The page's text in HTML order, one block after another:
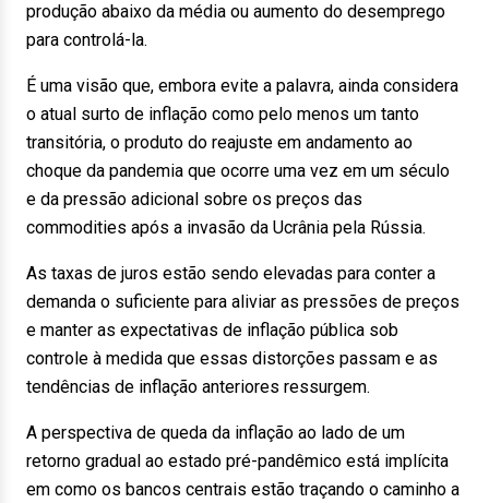
produção abaixo da média ou aumento do desemprego
para controlá-la.
É uma visão que, embora evite a palavra, ainda considera
o atual surto de inflação como pelo menos um tanto
transitória, o produto do reajuste em andamento ao
choque da pandemia que ocorre uma vez em um século
e da pressão adicional sobre os preços das
commodities após a invasão da Ucrânia pela Rússia.
As taxas de juros estão sendo elevadas para conter a
demanda o suficiente para aliviar as pressões de preços
e manter as expectativas de inflação pública sob
controle à medida que essas distorções passam e as
tendências de inflação anteriores ressurgem.
A perspectiva de queda da inflação ao lado de um
retorno gradual ao estado pré-pandêmico está implícita
em como os bancos centrais estão traçando o caminho a